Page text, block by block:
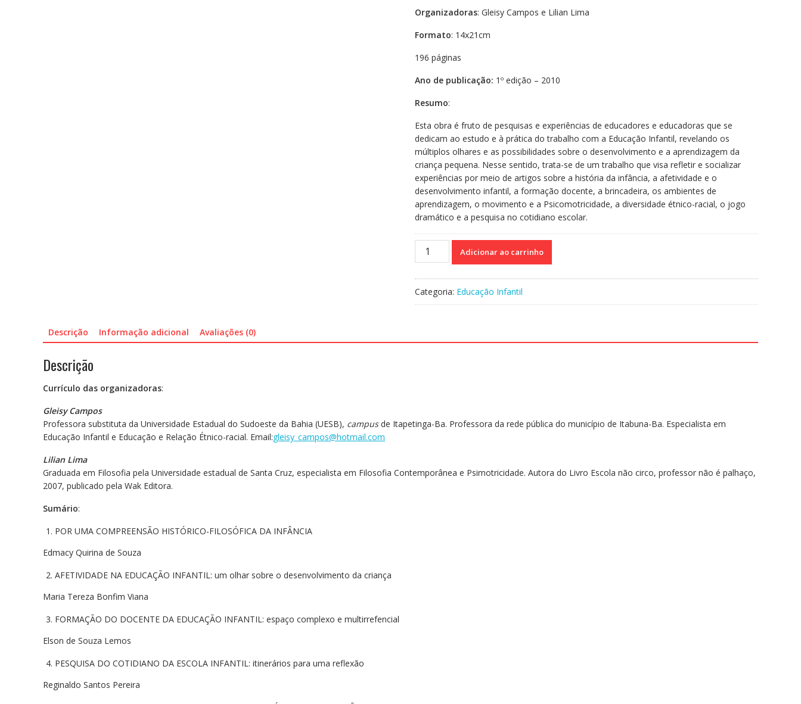
Organizadoras: Gleisy Campos e Lilian Lima
Formato: 14x21cm
196 páginas
Ano de publicação: 1º edição – 2010
Resumo:
Esta obra é fruto de pesquisas e experiências de educadores e educadoras que se
dedicam ao estudo e à prática do trabalho com a Educação Infantil, revelando os
múltiplos olhares e as possibilidades sobre o desenvolvimento e a aprendizagem da
criança pequena. Nesse sentido, trata-se de um trabalho que visa refletir e socializar
experiências por meio de artigos sobre a história da infância, a afetividade e o
desenvolvimento infantil, a formação docente, a brincadeira, os ambientes de
aprendizagem, o movimento e a Psicomotricidade, a diversidade étnico-racial, o jogo
dramático e a pesquisa no cotidiano escolar.
Por
Infantil
Adicionar ao carrinho
Categoria: Educação Infantil
Descrição Informação adicional Avaliações (0)
Descrição
Currículo das organizadoras:
Gleisy Campos
Professora substituta da Universidade Estadual do Sudoeste da Bahia (UESB), campusde Itapetinga-Ba. Professora da rede pública do município de Itabuna-Ba. Especialista em
Educação Infantil e Educação e Relação Étnico-racial. Email:gleisy_campos@hotmail.com
Lilian Lima
Graduada em Filosofia pela Universidade estadual de Santa Cruz, especialista em Filosofia Contemporânea e Psimotricidade. Autora do Livro Escola não circo, professor não é palhaço,
2007, publicado pela Wak Editora.
Sumário:
POR UMA COMPREENSÃO HISTÓRICO-FILOSÓFICA DA INFÂNCIA
Edmacy Quirina de Souza
AFETIVIDADE NA EDUCAÇÃO INFANTIL: um olhar sobre o desenvolvimento da criança
Maria Tereza Bonfim Viana
FORMAÇÃO DO DOCENTE DA EDUCAÇÃO INFANTIL: espaço complexo e multirrefencial
Elson de Souza Lemos
PESQUISA DO COTIDIANO DA ESCOLA INFANTIL: itinerários para uma reflexão
Reginaldo Santos Pereira